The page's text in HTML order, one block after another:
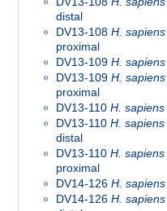
distal
DV13-108 H. sapiens
proximal
DV13-109 H. sapiens
DV13-109 H. sapiens
proximal
DV13-110 H. sapiens
DV13-110 H. sapiens
distal
DV13-110 H. sapiens
proximal
DV14-126 H. sapiens
DV14-126 H. sapiens